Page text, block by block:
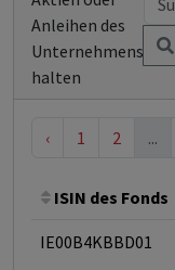
Anleihen des
Unternehmens
halten
‹ 1 2 ...
ISIN des Fonds
IE00B4KBBD01